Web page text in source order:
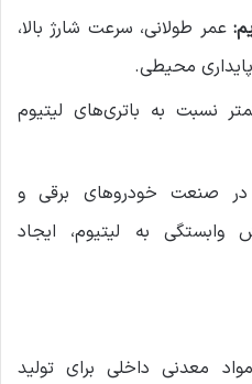
عمر طولانی، سرعت شارژ بالا،
پایداری محیطی.
نسبت به باتری‌های لیتیوم
صنعت خودروهای برقی و
وابستگی به لیتیوم، ایجاد
معدنی داخلی برای تولید